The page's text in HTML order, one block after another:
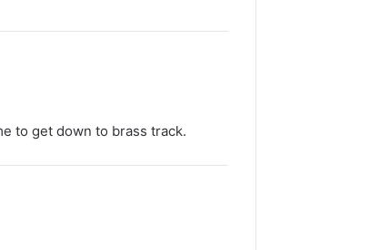
to get down to brass track.